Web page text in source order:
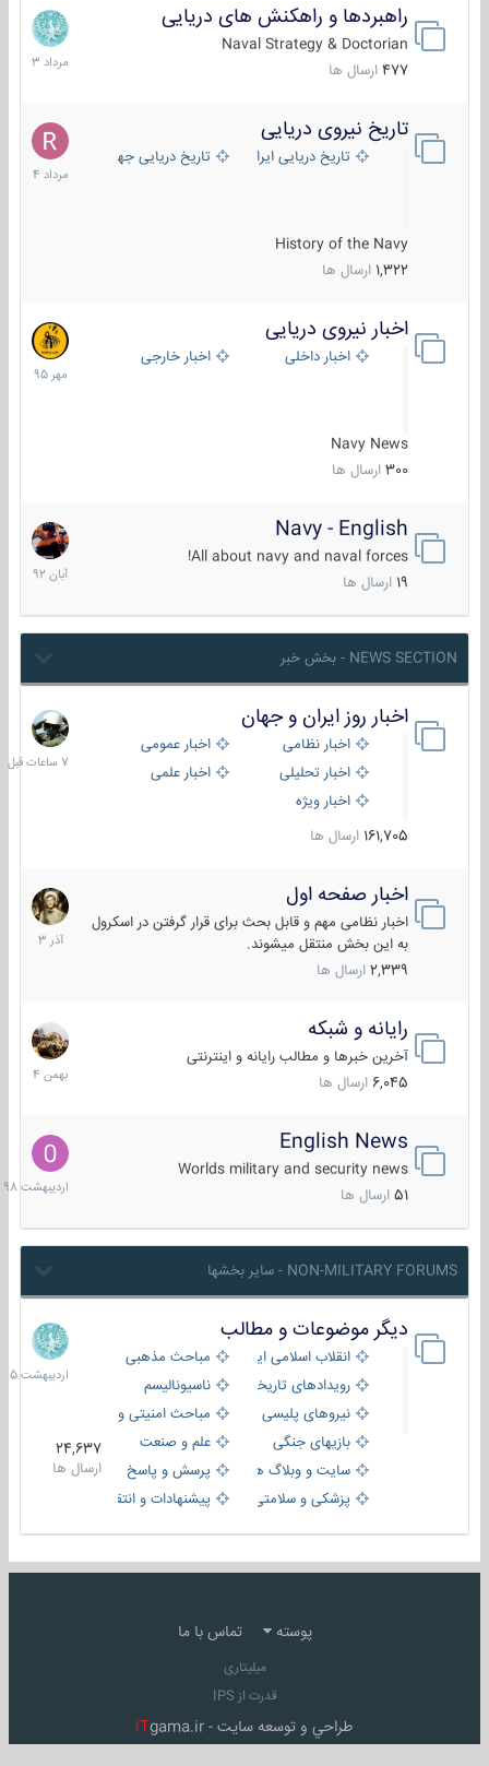
راهبردها و راهکنش های دریایی
Naval Strategy & Doctorian
477 ارسال ها
2
مرداد
1403
تاریخ نیروی دریایی
تاریخ دریایی ایران تاریخ دریایی جهان
History of the Navy
1,322 ارسال ها
16
مرداد
1404
اخبار نیروی دریایی
اخبار داخلی اخبار خارجی
Navy News
300 ارسال ها
27
مهر
1395
Navy - English
All about navy and naval forces!
ارسال ها
22
آبان
1392
NEWS SECTION - بخش خبر
اخبار روز ایران و جهان
اخبار نظامی
اخبار عمومی
اخبار تحلیلی
اخبار علمی
اخبار ویژه
161,705 ارسال ها
7
ساعات
قبل
اخبار صفحه اول
اخبار نظامی مهم و قابل بحث برای قرار گرفتن در اسکرول
به این بخش منتقل میشوند.
2,339 ارسال ها
7
آذر
1403
رایانه و شبکه
آخرین خبرها و مطالب رایانه و اینترنتی
6,045 ارسال ها
30
بهمن
1404
English News
Worlds military and security news
51 ارسال ها
10
1398
NON-MILITARY FORUMS - سایر بخشها
دیگر موضوعات و مطالب
انقلاب اسلامی ایران
مباحث مذهبی
رویدادهای تاریخی و مذهبیناسیونالیسم
نیروهای پلیسی
مباحث امنیتی و اطلاعاتی
بازیهای جنگی
علم و صنعت
سایت و وبلاگ ها
پرسش و پاسخ
پزشکی و سلامتی
پیشنهادات و انتقادات
24,637
ارسال ها
8
1405
پوسته تماس با ما
میلیتاری
قدرت از IPS
طراحي و توسعه سايت - iTgama.ir